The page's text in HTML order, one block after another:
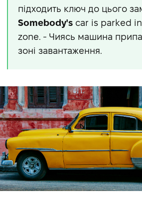
підходить ключ до цього
Somebody's car is parked
zone. - Чиясь машина
зоні завантаження.